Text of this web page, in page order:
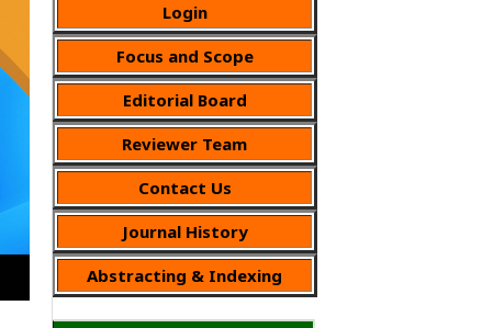
Login
Focus and Scope
Editorial Board
Reviewer Team
Contact Us
Journal History
Abstracting & Indexing